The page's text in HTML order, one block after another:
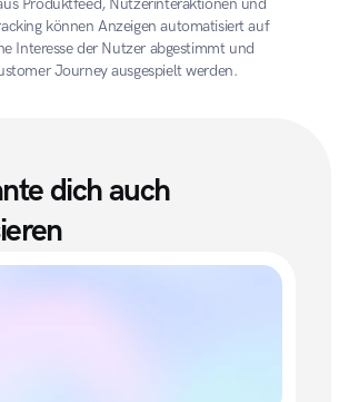
Produktfeed, Nutzerinteraktionen und
können Anzeigen automatisiert auf
Interesse der Nutzer abgestimmt und
Journey ausgespielt werden.
dich auch